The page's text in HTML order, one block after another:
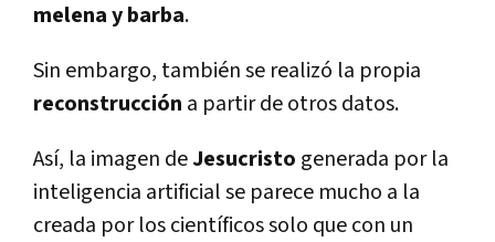
melena y barba.
Sin embargo, también se realizó la propia
reconstrucción a partir de otros datos.
Así, la imagen deJesucristo generada por la
inteligencia artificial se parece mucho a la
creada por los científicos solo que con un